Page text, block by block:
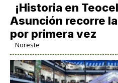
​¡Historia en
Asunción recorre
por primera vez
Noreste